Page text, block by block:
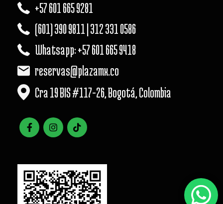
+57 601 665 9281
(601) 390 9811 | 312 331 0586
Whatsapp: +57 601 665 9418
reservas@plazamx.co
Cra 19 BIS #117-26, Bogotá, Colombia